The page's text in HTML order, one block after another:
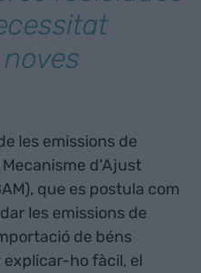
les emissions de
d'Ajust
que es postula com
les emissions de
de béns
ho fàcil, el